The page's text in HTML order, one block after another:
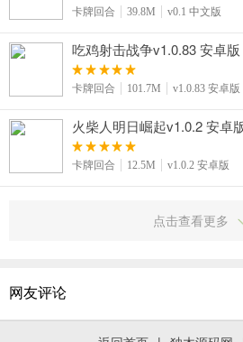
卡牌回合 39.8M v0.1 中文版
吃鸡射击战争v1.0.83 安卓
与海陆空载具全体验
卡牌回合 101.7M v1.0.83 安卓版
火柴人明日崛起v1.0.2 安卓
脑洞解谜巧妙通关
卡牌回合 12.5M v1.0.2 安卓版
点击查看更多
网友评论